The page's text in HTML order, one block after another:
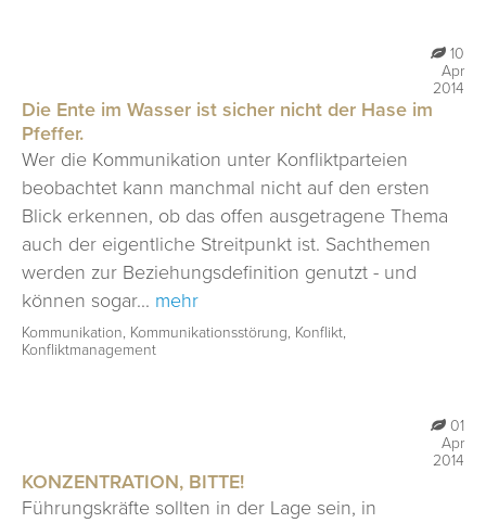
10
Apr
2014
Die Ente im Wasser ist sicher nicht der Hase im
Pfeffer.
Wer die Kommunikation unter Konfliktparteien
beobachtet kann manchmal nicht auf den ersten
Blick erkennen, ob das offen ausgetragene Thema
auch der eigentliche Streitpunkt ist. Sachthemen
werden zur Beziehungsdefinition genutzt - und
können sogar... mehr
Kommunikation, Kommunikationsstörung, Konflikt,
Konfliktmanagement
01
Apr
2014
KONZENTRATION, BITTE!
Führungskräfte sollten in der Lage sein, in